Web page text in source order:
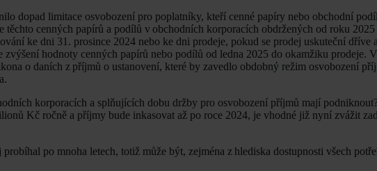
dopad limitace osvobození pro poplatníky, kteří cenné papíry nebo obchodní
těchto cenných papírů a podílů v obchodních korporacích obdržených od roku
ke dni 31. prosince 2024 nebo ke dni prodeje, pokud se prodej uskuteční dříve
hodnoty cenných papírů nebo podílů od ledna 2025 do okamžiku prodeje.
o daních z příjmů o ustanovení, které by zavedlo obdobný režim osvobození
korporacích a splňujících dobu držby pro osvobození příjmů mají
Kč ročně a příjmy bude inkasovat až po roce 2024, je vhodné již nyní zvážit
po mnoha letech, totiž může být, zejména z hlediska dostupnosti všech